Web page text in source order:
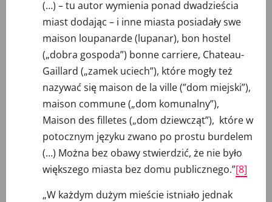
(…) – tu autor wymienia ponad dwadzieścia
miast dodając – i inne miasta posiadały swe
maison loupanarde (lupanar), bon hostel
(„dobra gospoda”) bonne carriere, Chateau-
Gaillard („zamek uciech”), które mogły też
nazywać się maison de la ville (”dom miejski”),
maison commune („dom komunalny”),
Maison des filletes („dom dziewcząt”), które w
potocznym języku zwano po prostu burdelem
(…) Można bez obawy stwierdzić, że nie było
większego miasta bez domu publicznego.”[8]
„W każdym dużym mieście istniało jednak